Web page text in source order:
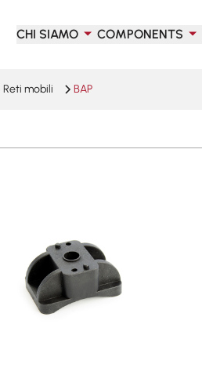
CHI SIAMO
COMPONENTS
Reti mobili BAP